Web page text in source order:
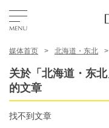
TOP
媒体首页 北海道・东北
关於「北海道・东
的文章
找不到文章